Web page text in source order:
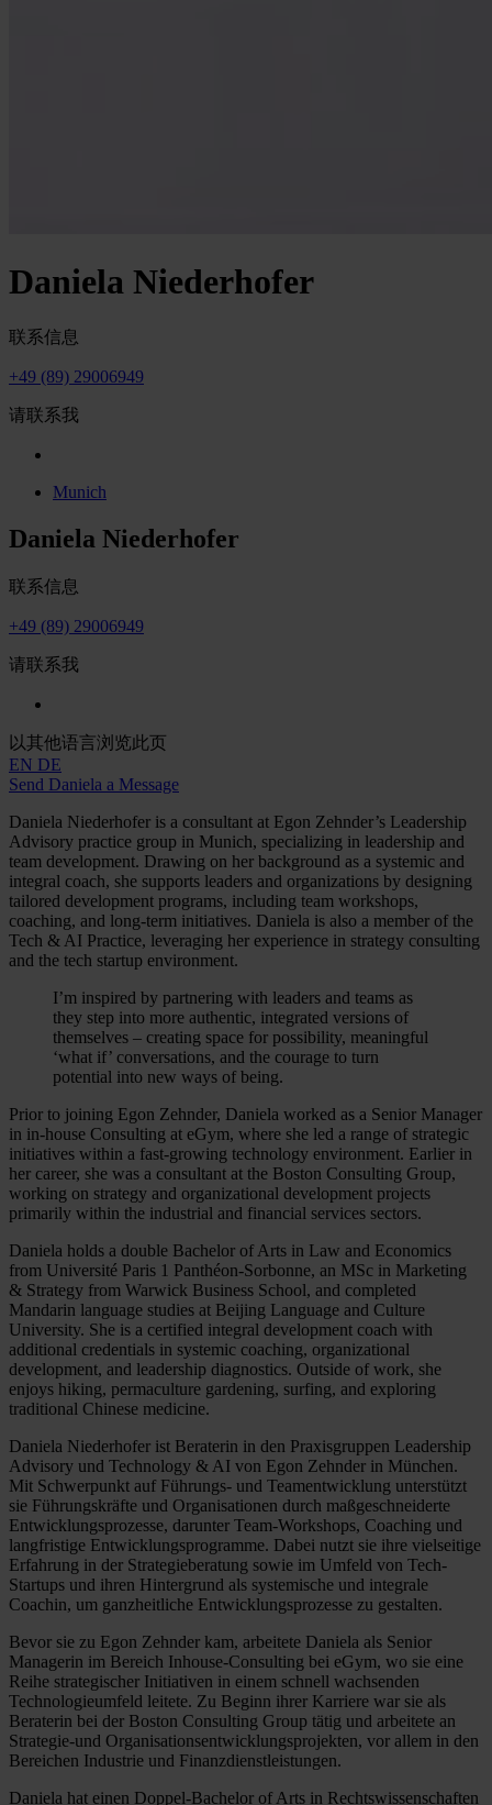
Daniela Niederhofer
联系信息
+49 (89) 29006949
请联系我
Munich
Daniela Niederhofer
联系信息
+49 (89) 29006949
请联系我
以其他语言浏览此页
EN DE
Send Daniela a Message
Daniela Niederhofer is a consultant at Egon Zehnder’s Leadership
Advisory practice group in Munich, specializing in leadership and
team development. Drawing on her background as a systemic and
integral coach, she supports leaders and organizations by designing
tailored development programs, including team workshops,
coaching, and long-term initiatives. Daniela is also a member of the
Tech & AI Practice, leveraging her experience in strategy consulting
and the tech startup environment.
I’m inspired by partnering with leaders and teams as
they step into more authentic, integrated versions of
themselves – creating space for possibility, meaningful
‘what if’ conversations, and the courage to turn
potential into new ways of being.
Prior to joining Egon Zehnder, Daniela worked as a Senior Manager
in in-house Consulting at eGym, where she led a range of strategic
initiatives within a fast-growing technology environment. Earlier in
her career, she was a consultant at the Boston Consulting Group,
working on strategy and organizational development projects
primarily within the industrial and financial services sectors.
Daniela holds a double Bachelor of Arts in Law and Economics
from Université Paris 1 Panthéon-Sorbonne, an MSc in Marketing
& Strategy from Warwick Business School, and completed
Mandarin language studies at Beijing Language and Culture
University. She is a certified integral development coach with
additional credentials in systemic coaching, organizational
development, and leadership diagnostics. Outside of work, she
enjoys hiking, permaculture gardening, surfing, and exploring
traditional Chinese medicine.
Daniela Niederhofer ist Beraterin in den Praxisgruppen Leadership
Advisory und Technology & AI von Egon Zehnder in München.
Mit Schwerpunkt auf Führungs- und Teamentwicklung unterstützt
sie Führungskräfte und Organisationen durch maßgeschneiderte
Entwicklungsprozesse, darunter Team-Workshops, Coaching und
langfristige Entwicklungsprogramme. Dabei nutzt sie ihre vielseitige
Erfahrung in der Strategieberatung sowie im Umfeld von Tech-
Startups und ihren Hintergrund als systemische und integrale
Coachin, um ganzheitliche Entwicklungsprozesse zu gestalten.
Bevor sie zu Egon Zehnder kam, arbeitete Daniela als Senior
Managerin im Bereich Inhouse-Consulting bei eGym, wo sie eine
Reihe strategischer Initiativen in einem schnell wachsenden
Technologieumfeld leitete. Zu Beginn ihrer Karriere war sie als
Beraterin bei der Boston Consulting Group tätig und arbeitete an
Strategie-und Organisationsentwicklungsprojekten, vor allem in den
Bereichen Industrie und Finanzdienstleistungen.
Daniela hat einen Doppel-Bachelor of Arts in Rechtswissenschaften